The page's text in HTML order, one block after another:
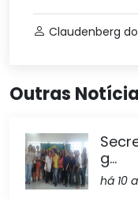
Claudenberg
Outras
g...
há 10